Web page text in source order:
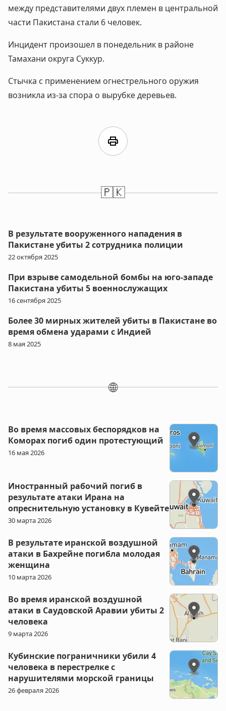
между представителями двух племен в центральной
части Пакистана стали 6 человек.
Инцидент произошел в понедельник в районе
Тамахани округа Суккур.
Стычка с применением огнестрельного оружия
возникла из-за спора о вырубке деревьев.
print
🇵🇰
В результате вооруженного нападения в
Пакистане убиты 2 сотрудника полиции
22 октября 2025
При взрыве самодельной бомбы на юго-западе
Пакистана убиты 5 военнослужащих
16 сентября 2025
Более 30 мирных жителей убиты в Пакистане во
время обмена ударами с Индией
8 мая 2025
🌐
Во время массовых беспорядков на
Коморах погиб один протестующий
16 мая 2026
Иностранный рабочий погиб в
результате атаки Ирана на
опреснительную установку в Кувейте
30 марта 2026
В результате иранской воздушной
атаки в Бахрейне погибла молодая
женщина
10 марта 2026
Во время иранской воздушной
атаки в Саудовской Аравии убиты 2
человека
9 марта 2026
Кубинские пограничники убили 4
человека в перестрелке с
нарушителями морской границы
26 февраля 2026